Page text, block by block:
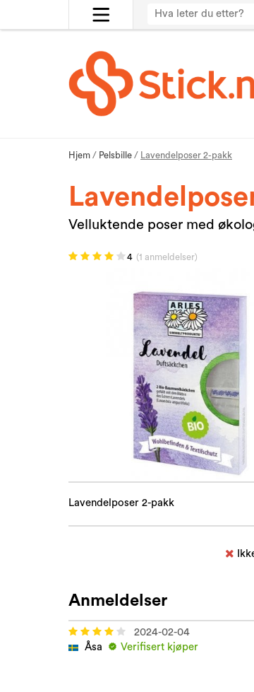
Hjem / Pelsbille / Lavendelposer 2-pakk
Velluktende poser med
4 (1 anmeldelser)
Lavendelposer 2-pakk
Anmeldelser
2024-02-04
Åsa
Verifisert kjøper